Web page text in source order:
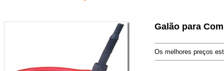
Galão para
Os melhores preços